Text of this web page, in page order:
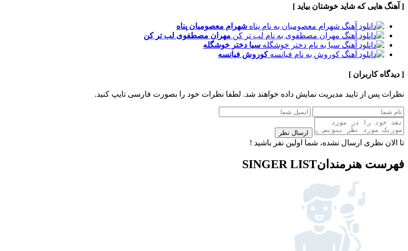
[ آهنگ هایی که شاید خوشتان بیاید ]
شهرام معصومیان پناه
مهران مصطفوی لب تر کن
سیا دختر خوشگله
کوروش فیانسه
[ دیدگاه کاربران ]
نظرات پس از تایید مدیریت نمایش داده خواهند شد. لطفا نظرات خود را بصورت فارسی تایپ کنید.
ارسال نظر
تا الان نظری ارسال نشده، شما اولین نفر باشید !
فهرست هنرمندانSINGER LIST